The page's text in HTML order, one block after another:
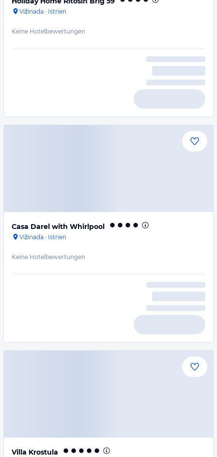
Vižinada · Istrien
Keine Hotelbewertungen
Casa Darel with Whirlpool
Vižinada · Istrien
Keine Hotelbewertungen
Villa Krostula